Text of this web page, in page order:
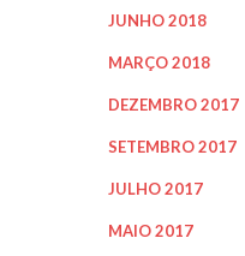
JUNHO 2018
MARÇO 2018
DEZEMBRO 2017
SETEMBRO 2017
JULHO 2017
MAIO 2017